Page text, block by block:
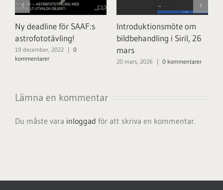
Ny deadline för SAAF:s
astrofototävling!
19 december, 2022 | 0
kommentarer
Introduktionsmöte om
bildbehandling i Siril, 26
mars
20 mars, 2026 | 0 kommentarer
Lämna en kommentar
Du måste vara inloggad för att skriva en kommentar.